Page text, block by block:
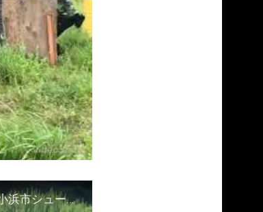
勢浜に製作中のサバゲーフィールド‼️福井市からも近くの福井県小浜市シューティングレンジ エアガン